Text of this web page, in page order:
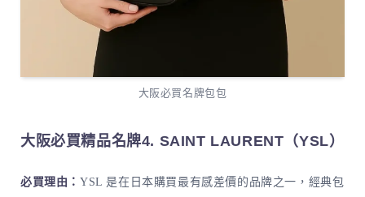
大阪必買名牌包包
大阪必買精品名牌4. SAINT LAURENT（YSL）
必買理由： YSL 是在日本購買最有感差價的品牌之一，經典包